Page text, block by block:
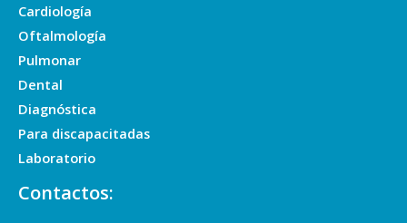
Cardiología
Oftalmología
Pulmonar
Dental
Diagnóstica
Para discapacitadas
Laboratorio
Contactos: